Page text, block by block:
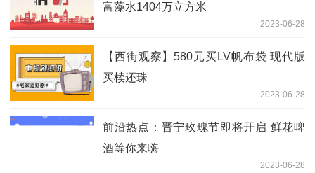
富藻水1404万立方米
2023-06-28
【西街观察】580元买LV帆布袋 现代版
买椟还珠
2023-06-28
前沿热点：晋宁玫瑰节即将开启 鲜花啤
酒等你来嗨
2023-06-28